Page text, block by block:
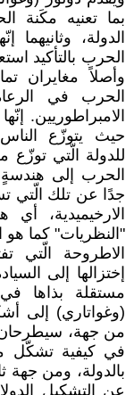
بما تعنيه مكَنة
الدولة،
الحرب بالتأكيد
وأصلاً مغايران
الحرب في
الامبراطوريين.
حيث يتوزّع ‏الناس
للدولة الّتي ‏توزّع
الحرب ‏إلى
‏جدًا عن تلك الّتي
الارخيميدية،
"النظريات" كما
الاطروحة الّتي
‏إختزالها إلى
مستقلة بذاها
(وغواتاري) إلى
من جهة، سيطرحان
في كيفية تشكّل
بالدولة، ومن جهة
عن ‏التشكيل